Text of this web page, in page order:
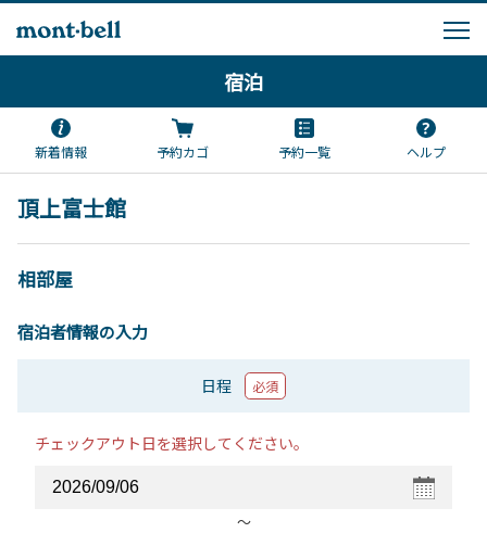
宿泊
新着情報 予約カゴ 予約一覧 ヘルプ
頂上富士館
相部屋
宿泊者情報の入力
日程 必須
チェックアウト日を選択してください。
〜